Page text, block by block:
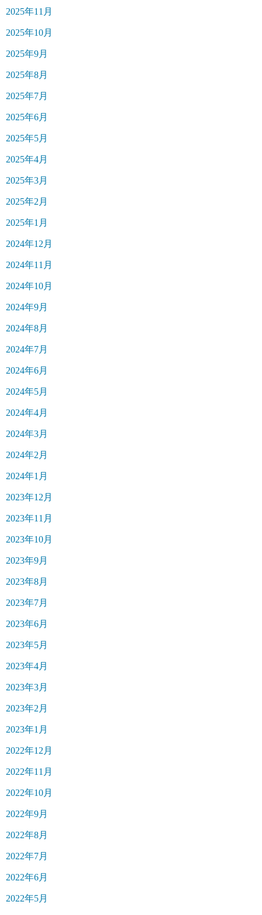
2025年11月
2025年10月
2025年9月
2025年8月
2025年7月
2025年6月
2025年5月
2025年4月
2025年3月
2025年2月
2025年1月
2024年12月
2024年11月
2024年10月
2024年9月
2024年8月
2024年7月
2024年6月
2024年5月
2024年4月
2024年3月
2024年2月
2024年1月
2023年12月
2023年11月
2023年10月
2023年9月
2023年8月
2023年7月
2023年6月
2023年5月
2023年4月
2023年3月
2023年2月
2023年1月
2022年12月
2022年11月
2022年10月
2022年9月
2022年8月
2022年7月
2022年6月
2022年5月